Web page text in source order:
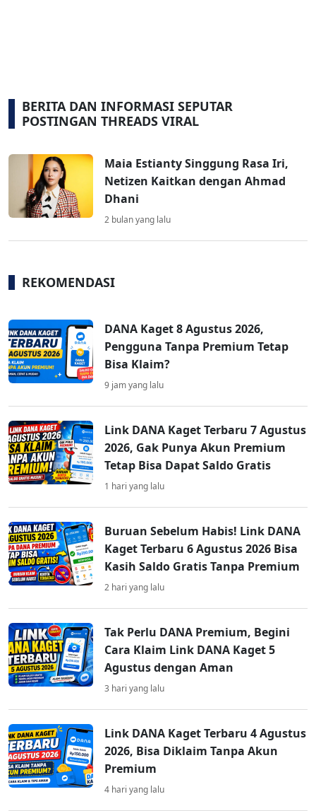
BERITA DAN INFORMASI SEPUTAR
POSTINGAN THREADS VIRAL
Maia Estianty Singgung Rasa Iri,
Netizen Kaitkan dengan Ahmad
Dhani
2 bulan yang lalu
REKOMENDASI
DANA Kaget 8 Agustus 2026,
Pengguna Tanpa Premium Tetap
Bisa Klaim?
9 jam yang lalu
Link DANA Kaget Terbaru 7 Agustus
2026, Gak Punya Akun Premium
Tetap Bisa Dapat Saldo Gratis
1 hari yang lalu
Buruan Sebelum Habis! Link DANA
Kaget Terbaru 6 Agustus 2026 Bisa
Kasih Saldo Gratis Tanpa Premium
2 hari yang lalu
Tak Perlu DANA Premium, Begini
Cara Klaim Link DANA Kaget 5
Agustus dengan Aman
3 hari yang lalu
Link DANA Kaget Terbaru 4 Agustus
2026, Bisa Diklaim Tanpa Akun
Premium
4 hari yang lalu